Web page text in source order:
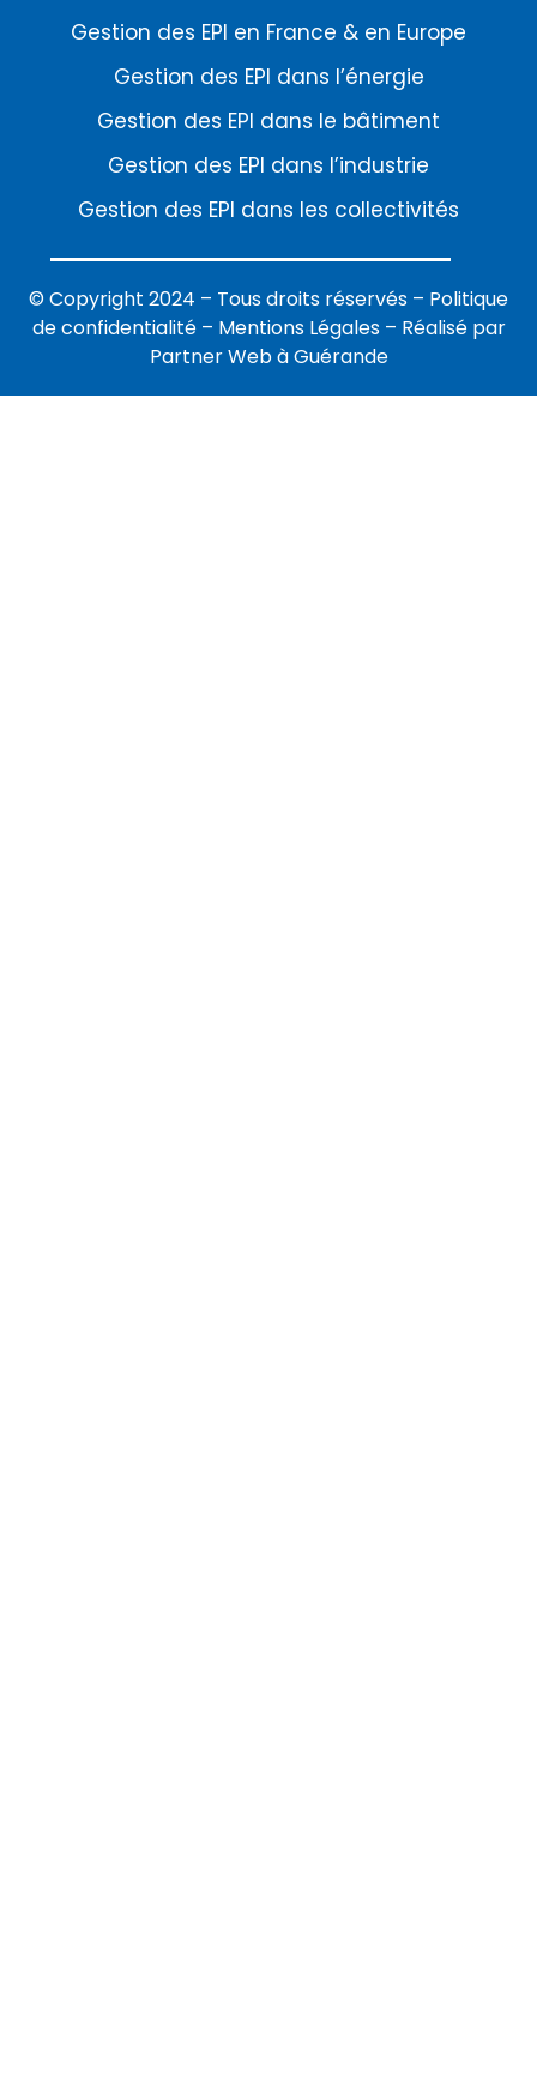
Gestion des EPI en France & en Europe
Gestion des EPI dans l’énergie
Gestion des EPI dans le bâtiment
Gestion des EPI dans l’industrie
Gestion des EPI dans les collectivités
© Copyright 2024 – Tous droits réservés – Politique
de confidentialité– Mentions Légales– Réalisé par
Partner Web à Guérande